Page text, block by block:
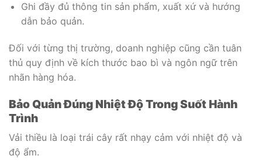
Ghi đầy đủ thông tin sản phẩm, xuất xứ và hướng
dẫn bảo quản.
Đối với từng thị trường, doanh nghiệp cũng cần tuân
thủ quy định về kích thước bao bì và ngôn ngữ trên
nhãn hàng hóa.
Bảo Quản Đúng Nhiệt Độ Trong Suốt Hành
Trình
Vải thiều là loại trái cây rất nhạy cảm với nhiệt độ và
độ ẩm.